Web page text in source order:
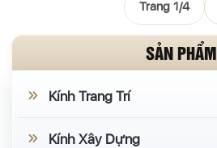
Trang 1/4
SẢN PHẨM
Kính Trang Trí
Kính Xây Dựng